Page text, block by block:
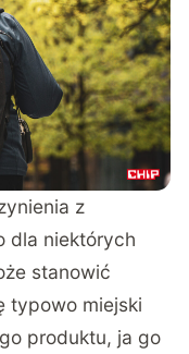
z
dla niektórych
stanowić
typowo miejski
produktu, ja go